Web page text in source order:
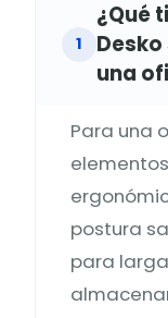
1
¿Qué
una
Para una
postura
para